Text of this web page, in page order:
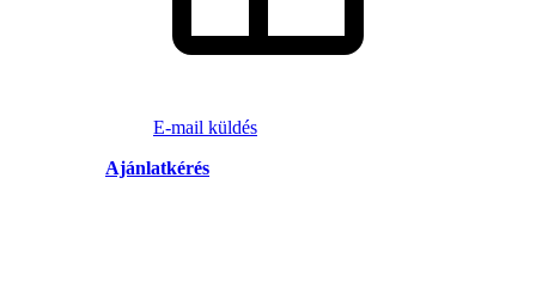
E-mail küldés
Ajánlatkérés